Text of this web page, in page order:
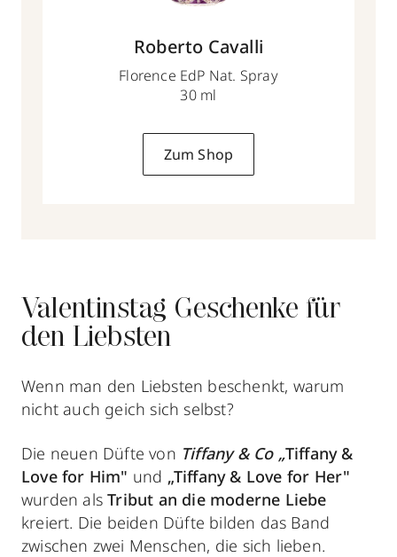
Roberto Cavalli
Florence EdP Nat. Spray
30 ml
Zum Shop
Valentinstag Geschenke für
den Liebsten
Wenn man den Liebsten beschenkt, warum
nicht auch geich sich selbst?
Die neuen Düfte von Tiffany & Co „Tiffany &
Love for Him" und „Tiffany & Love for Her"
wurden alsTribut an die moderne Liebe
kreiert. Die beiden Düfte bilden das Band
zwischen zwei Menschen, die sich lieben.